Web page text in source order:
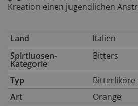
Kreation einen jugendlichen
Land
Italien
Spirtiuosen-
Kategorie
Bitters
Typ
Bitterliköre
Art
Orange